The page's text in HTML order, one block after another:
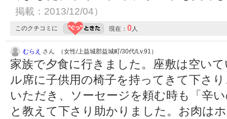
掲載：2013/12/04）
このクチコミに 現在： 0 人
むらえ さん （女性/上益城郡益城町/30代/Lv.91）
家族で夕食に行きました。座敷は空い
ル席に子供用の椅子を持ってきて下さ
いただき、ソーセージを頼む時も「辛
と教えて下さり助かりました。お肉は